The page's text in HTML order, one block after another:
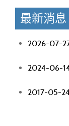
最新消息
2026-07-
2024-06-
2017-05-24